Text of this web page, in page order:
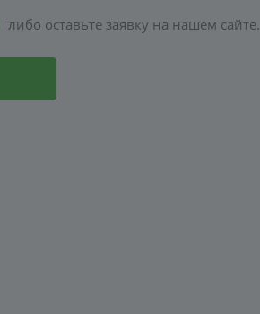
либо оставьте заявку на нашем сайте.